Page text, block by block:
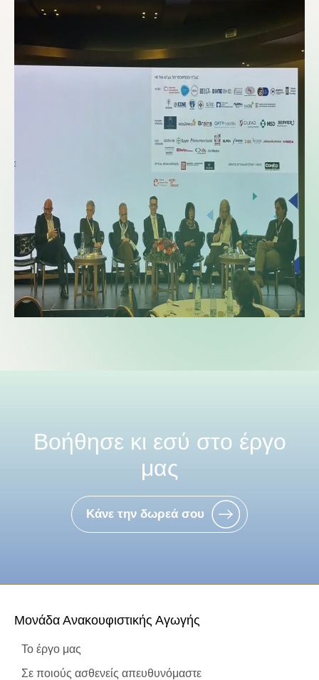
Βοήθησε κι εσύ στο έργο
μας
Κάνε την δωρεά σου
Μονάδα Ανακουφιστικής Αγωγής
Το έργο μας
Σε ποιούς ασθενείς απευθυνόμαστε